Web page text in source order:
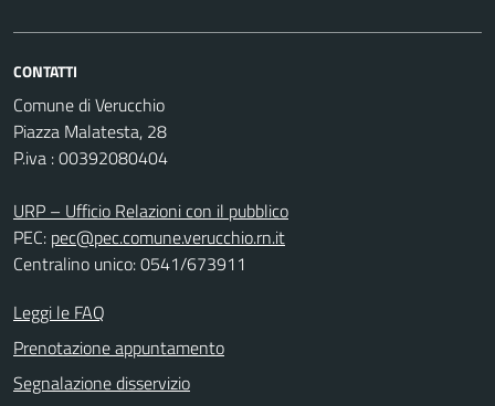
CONTATTI
Comune di Verucchio
Piazza Malatesta, 28
P.iva : 00392080404
URP – Ufficio Relazioni con il pubblico
PEC: pec@pec.comune.verucchio.rn.it
Centralino unico: 0541/673911
Leggi le FAQ
Prenotazione appuntamento
Segnalazione disservizio